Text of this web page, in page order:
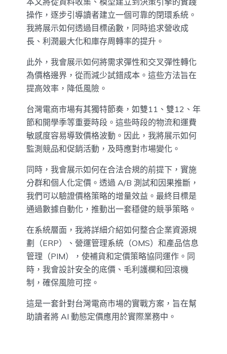
操作，逐步引導讀者建立一個可靠的閉環系統。
我將展示如何透過目標函數，同時追求營收成
長、利潤最大化和庫存周轉率的提升。
此外，我會展示如何將需求彈性和交叉彈性轉化
為價格邊界，從而減少試錯成本。這些方法旨在
提高效率，降低風險。
台灣電商市場有其獨特節奏，如雙11、雙12、年
節和開學季等重要時段。這些時段的物流和運費
敏感度容易導致價格波動。因此，我將展示如何
監測競品和促銷活動，及時應對市場變化。
同時，我會展示如何在合法合規的前提下，實施
分群和個人化定價。透過 A/B 測試和因果推斷，
我們可以驗證價格策略的增量效益。最終目標是
通過數據自動化，推動出一套穩健的競爭策略。
在系統層面，我將詳細介紹如何整合企業資源規
劃（ERP）、營運管理系統（OMS）和產品信息
管理（PIM），使補貨和定價策略協同運作。同
時，我會設計安全的底價、毛利護欄和回滾機
制，確保風險可控。
這是一套針對台灣電商市場的實戰方案，旨在幫
助讀者將 AI 動態定價應用於實際業務中。